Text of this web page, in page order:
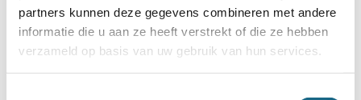
partners kunnen deze gegevens combineren met andere
informatie die u aan ze heeft verstrekt of die ze hebben
verzameld op basis van uw gebruik van hun services.